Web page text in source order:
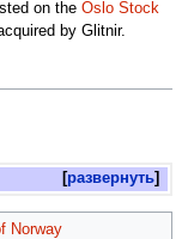
on the Oslo Stock
by Glitnir.
развернуть
Norway